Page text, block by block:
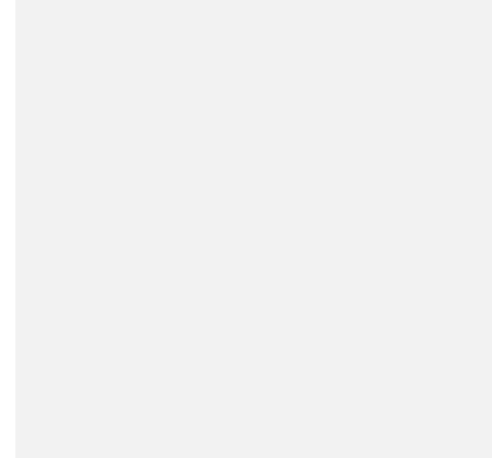
(brand new, never used) • Condition: Absolutely new —